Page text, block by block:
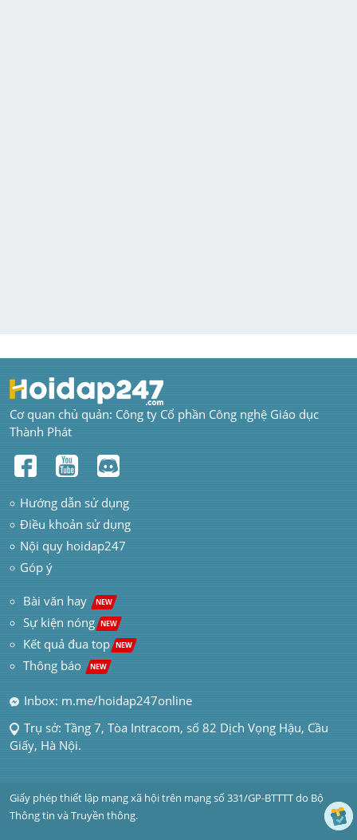
Cơ quan chủ quản: Công ty Cổ phần Công nghệ Giáo dục
Thành Phát
Hướng dẫn sử dụng
Điều khoản sử dụng
Nội quy hoidap247
Góp ý
Bài văn hay NEW
Sự kiện nóng NEW
Kết quả đua top NEW
Thông báo NEW
Inbox: m.me/hoidap247online
Trụ sở: Tầng 7, Tòa Intracom, số 82 Dịch Vọng Hậu, Cầu
Giấy, Hà Nội.
Giấy phép thiết lập mạng xã hội trên mạng số 331/GP-BTTTT do Bộ
Thông tin và Truyền thông.